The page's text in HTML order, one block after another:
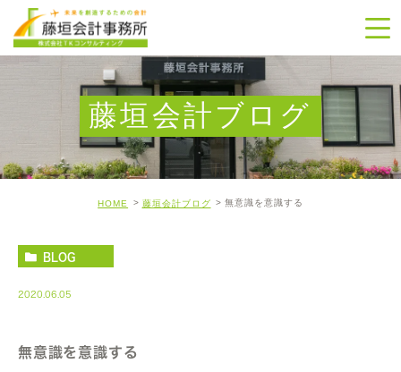
藤垣会計ブログ
HOME 藤垣会計ブログ 無意識を意識する
BLOG
2020.06.05
無意識を意識する